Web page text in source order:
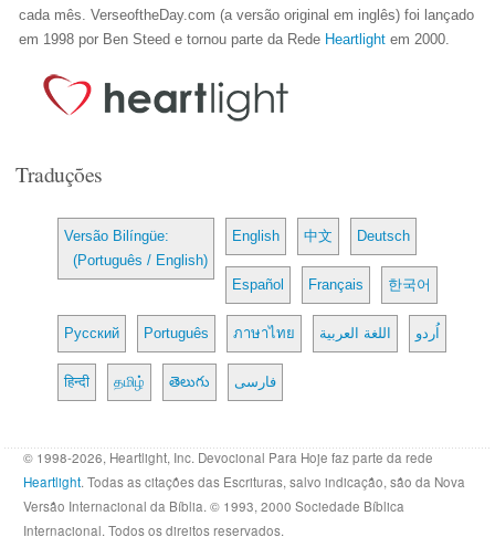
cada mês. VerseoftheDay.com (a versão original em inglês) foi lançado
em 1998 por Ben Steed e tornou parte da Rede Heartlight em 2000.
Traduções
Versão Bilíngüe:
(Português / English)
English 中文 Deutsch
Español Français 한국어
Русский Português ภาษาไทย اللغة العربية اُردو
हिन्दी தமிழ் తెలుగు فارسی
© 1998-2026, Heartlight, Inc. Devocional Para Hoje faz parte da rede
Heartlight. Todas as citações das Escrituras, salvo indicação, são da Nova
Versão Internacional da Bíblia. © 1993, 2000 Sociedade Bíblica
Internacional. Todos os direitos reservados.